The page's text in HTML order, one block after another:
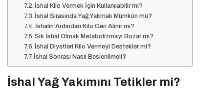
İshal Kilo Vermek İçin Kullanılabilir mi?
İshal Sırasında Yağ Yakmak Mümkün mü?
İshalin Ardından Kilo Geri Alınır mı?
Sık İshal Olmak Metabolizmayı Bozar mı?
İshal Diyetleri Kilo Vermeyi Destekler mi?
İshal Sonrası Nasıl Beslenilmeli?
İshal Yağ Yakımını Tetikler mi?